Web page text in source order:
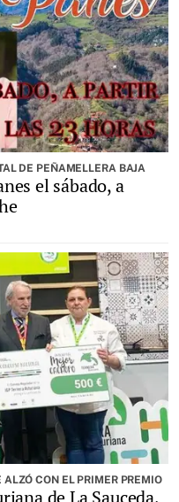
DE PEÑAMELLERA BAJA
el sábado, a
CON EL PRIMER PREMIO
de La Sauceda,